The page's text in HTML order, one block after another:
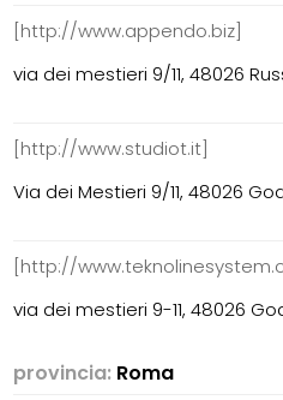
[http://www.appendo.biz]
via dei mestieri 9/11, 48026
[http://www.studiot.it]
Via dei Mestieri 9/11, 48026
[http://
via dei mestieri 9-11, 48026
provincia: Roma